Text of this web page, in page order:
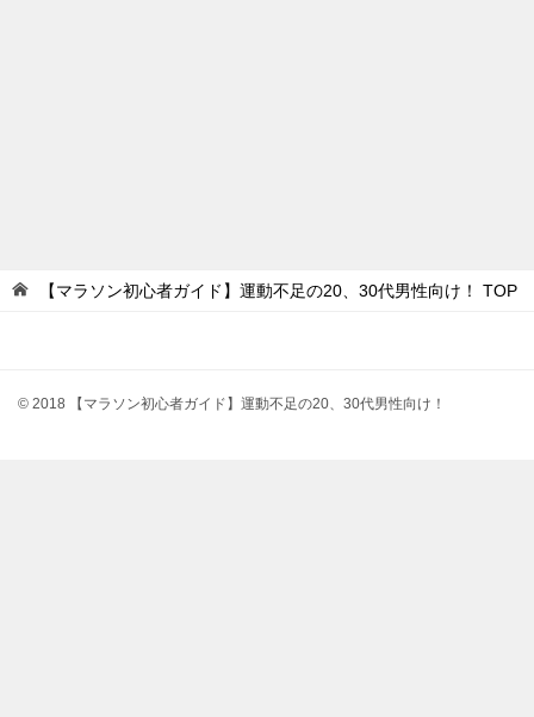
【マラソン初心者ガイド】運動不足の20、30代男性向け！ TOP
© 2018 【マラソン初心者ガイド】運動不足の20、30代男性向け！